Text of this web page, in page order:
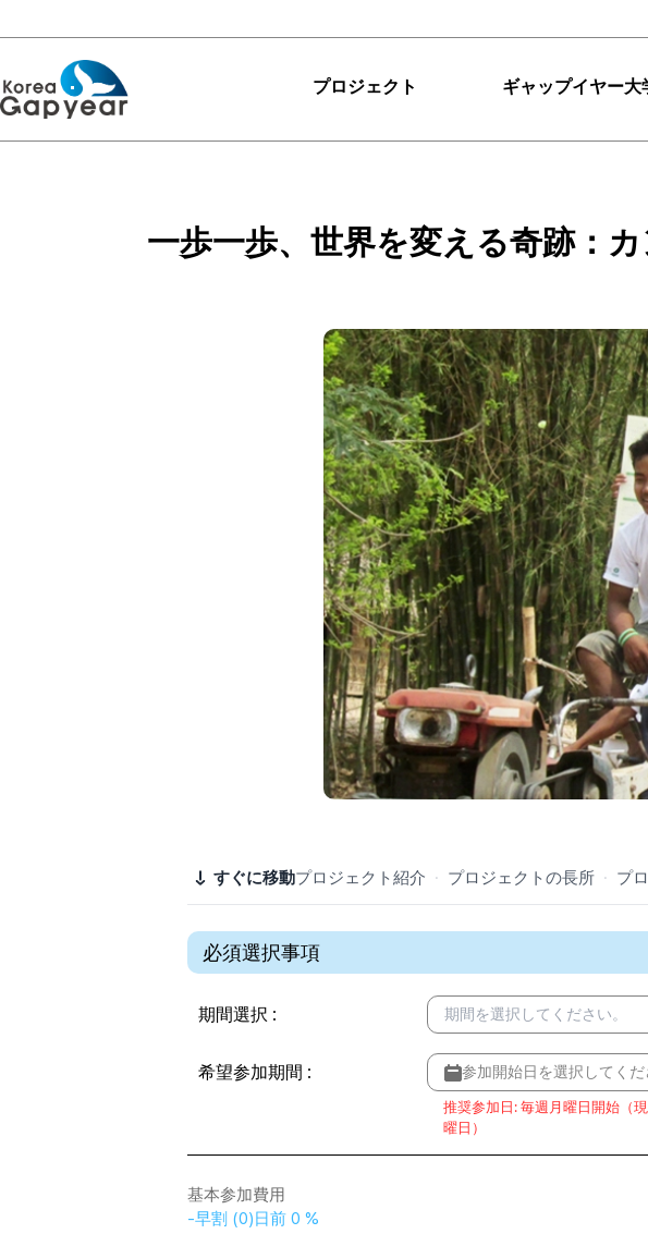
プロジェクト ギャップイヤー大
レビュー
マイプロジェクトを探
す
ギャップイヤーミッ
ョン
TIPS
一歩一歩、世界を変える奇跡：
すぐに移動プロジェクト紹介 · プロジェクトの長所 · プ
必須選択事項
期間選択 : 期間を選択してください。
希望参加期間 : 参加開始日を選択してくだ
推奨参加日 : 毎週月曜日開始（
曜日）
基本参加費用
-早割 (0) 日前 0 %